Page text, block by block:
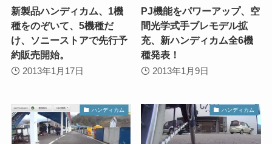
新製品ハンディカム、1機
種をのぞいて、5機種だ
け、ソニーストアで先行予
約販売開始。
2013年1月17日
PJ機能をパワーアップ、空
間光学式手ブレモデル拡
充、新ハンディカム全6機
種発表！
2013年1月9日
ハンディカム ハンディカム